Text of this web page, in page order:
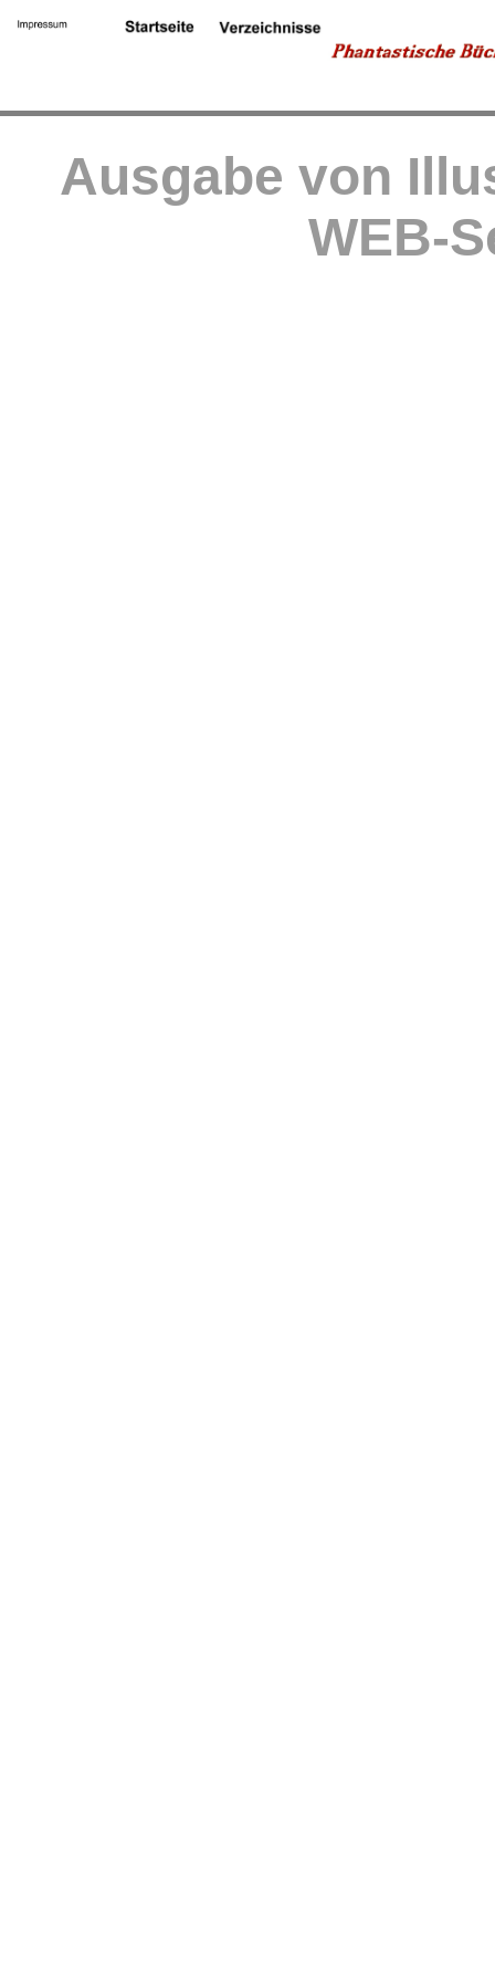
Ausgabe von
WEB-